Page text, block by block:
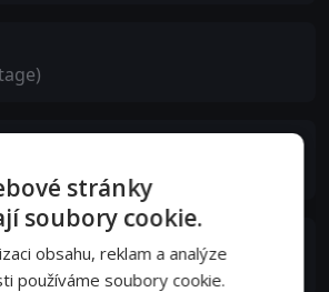
stránky
soubory cookie.
obsahu, reklam a analýze
používáme soubory cookie.